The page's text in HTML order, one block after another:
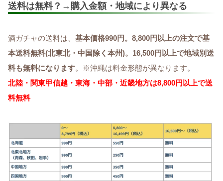
送料は無料？→購入金額・地域により異なる
酒ガチャの送料は、 基本価格990円。8,800円以上の注文で基
本送料無料(北東北・中国除く本州)。16,500円以上で地域別送
料も無料になります。※沖縄は料金形態が異なります。
北陸・関東甲信越・東海・中部・近畿地方は8,800円以上で送
料無料